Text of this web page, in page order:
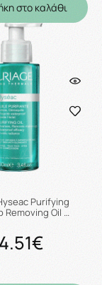
στο καλάθι
Purifying
Removing Oil …